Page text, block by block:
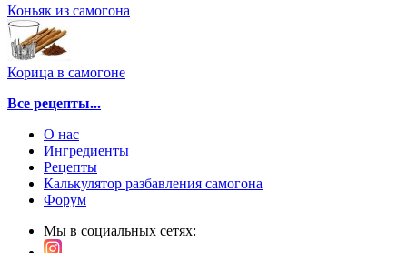
Коньяк из самогона
Корица в самогоне
Все рецепты...
О нас
Ингредиенты
Рецепты
Калькулятор разбавления самогона
Форум
Мы в социальных сетях: